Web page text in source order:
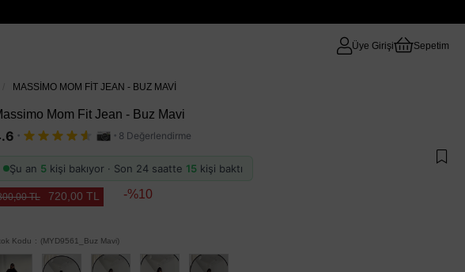
Üye Girişi Sepetim
MASSIMO MOM FIT JEAN - BUZ MAVI
Mom Fit Jean - Buz Mavi
· · 8 Değerlendirme
Şu an 5 kişi bakıyor · Son 24 saatte 15 kişi baktı
TL 720,00 TL 10
Kodu (MYD9561_Buz Mavi)